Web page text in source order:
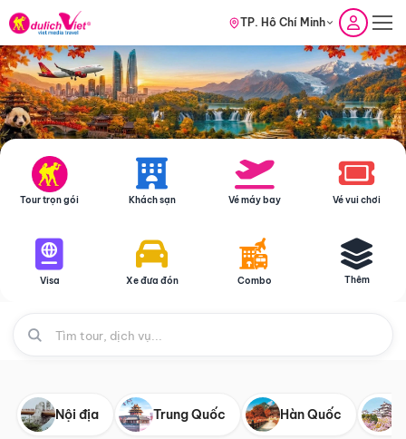
TP. Hồ Chí Minh
Tour trọn gói Khách sạn Vé máy bay Vé vui chơi
Visa Xe đưa đón Combo Thêm
Nội địa Trung Quốc Hàn Quốc